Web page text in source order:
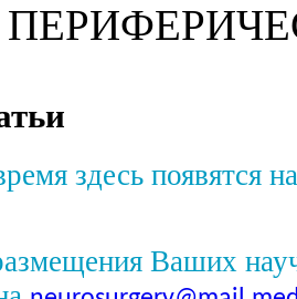
здесь появятся
Ваших